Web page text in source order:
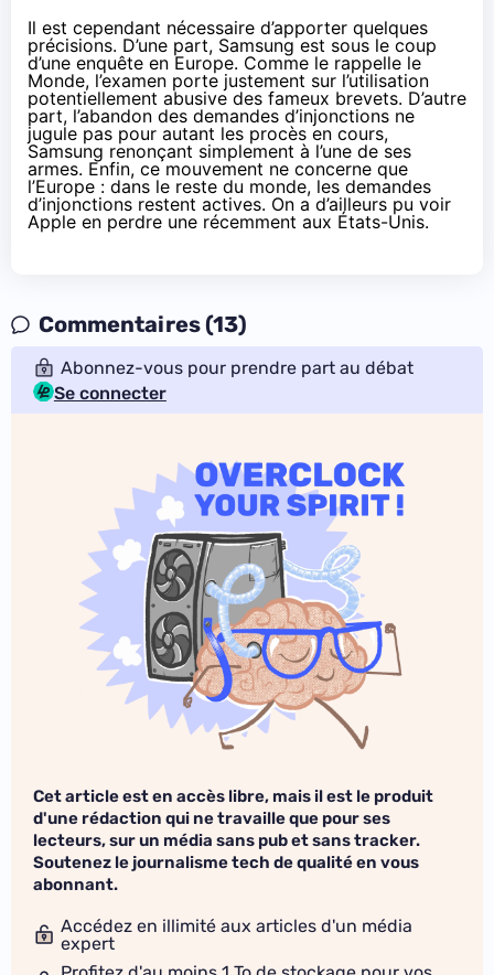
Il est cependant nécessaire d’apporter quelques
précisions. D’une part, Samsung est sous le coup
d’une enquête en Europe. Comme le rappelle le
Monde, l’examen porte justement sur l’utilisation
potentiellement abusive des fameux brevets. D’autre
part, l’abandon des demandes d’injonctions ne
jugule pas pour autant les procès en cours,
Samsung renonçant simplement à l’une de ses
armes. Enfin, ce mouvement ne concerne que
l’Europe : dans le reste du monde, les demandes
d’injonctions restent actives. On a d’ailleurs pu voir
Apple en perdre une récemment aux États-Unis.
Commentaires (13)
Abonnez-vous pour prendre part au débat
Se connecter
Cet article est en accès libre, mais il est le produit
d'une rédaction qui ne travaille que pour ses
lecteurs, sur un média sans pub et sans tracker.
Soutenez le journalisme tech de qualité en vous
abonnant.
Accédez en illimité aux articles d'un média
expert